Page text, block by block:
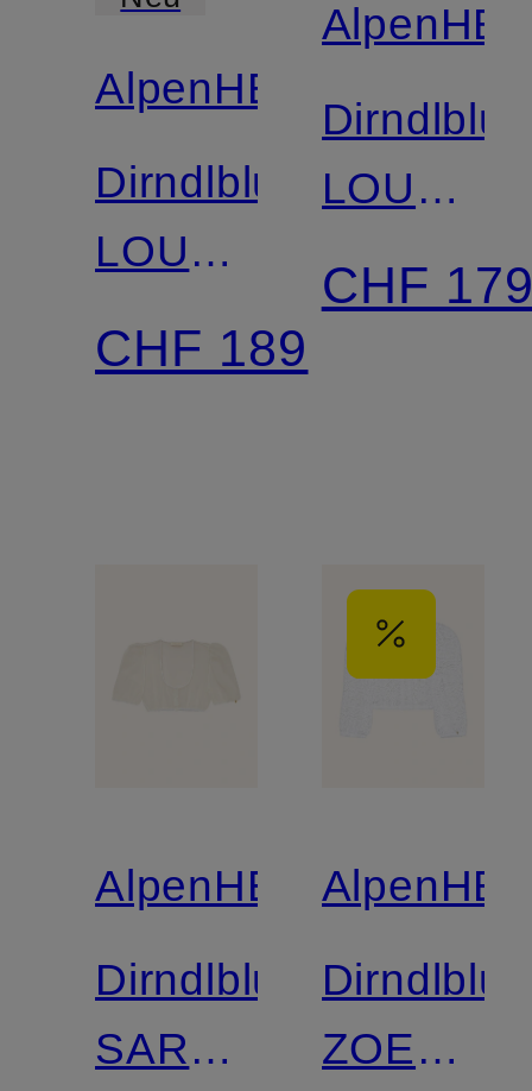
AlpenHERZ
Dirndlbluse
LOU
mit 3/4-
Arm
CHF 189
LOU
aus
CHF
AlpenHERZ
Dirndlbluse
SARAH
ZOE